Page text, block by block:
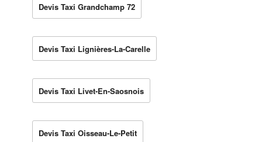
Devis Taxi Grandchamp 72
Devis Taxi Lignières-La-Carelle
Devis Taxi Livet-En-Saosnois
Devis Taxi Oisseau-Le-Petit